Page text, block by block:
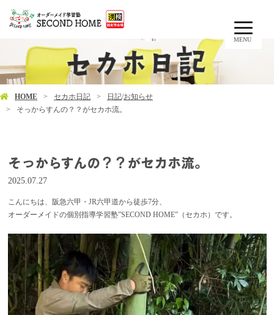
MENU
HOME セカホ日記 日記/お知らせ
そっからすんの？？がセカホ流。
そっからすんの？？がセカホ流。
2025.07.27
こんにちは、阪急六甲・JR六甲道から徒歩7分、
オーダーメイドの個別指導学習塾”SECOND HOME”（セカホ）です。